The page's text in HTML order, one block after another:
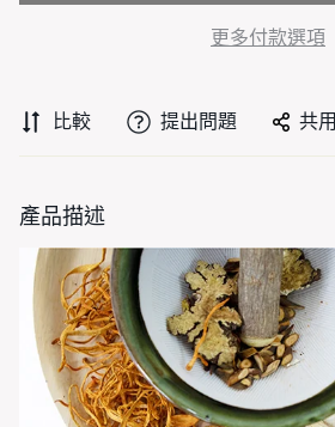
更多付款選項
比較 提出問題 共用
產品描述